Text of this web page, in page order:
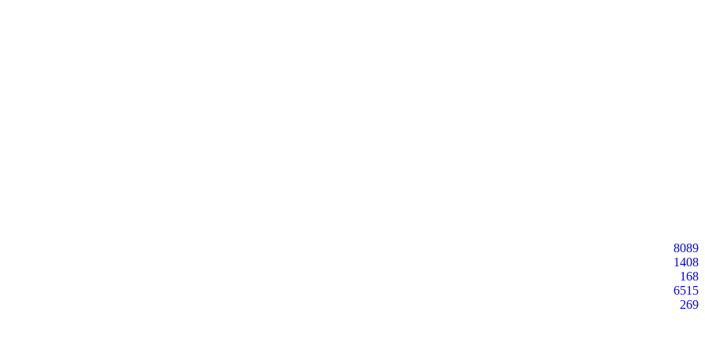
8089
1408
168
6515
269